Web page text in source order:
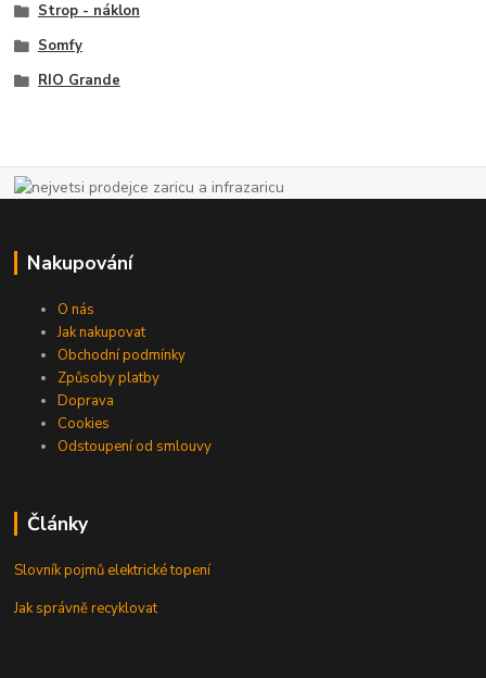
Strop - náklon
Somfy
RIO Grande
Nakupování
O nás
Jak nakupovat
Obchodní podmínky
Způsoby platby
Doprava
Cookies
Odstoupení od smlouvy
Články
Slovník pojmů elektrické topení
Jak správně recyklovat